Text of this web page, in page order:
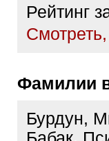
Рейтинг
Фамилии
Бурдун,